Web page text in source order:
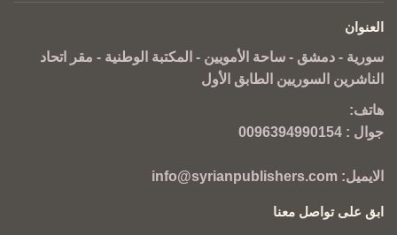
العنوان
سورية - دمشق - ساحة الأمويين - المكتبة الوطنية - مقر اتحاد
الناشرين السوريين الطابق الأول
هاتف:
جوال : 0096394990154
الايميل: info@syrianpublishers.com
ابق على تواصل معنا